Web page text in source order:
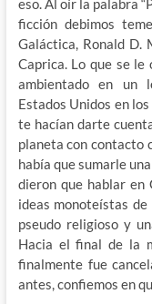
eso. Al oír la palabra
ficción debimos
Galáctica, Ronald D.
Caprica. Lo que se le
ambientado en un
Estados Unidos en
te hacían darte
planeta con contacto
había que sumarle
dieron que hablar en
ideas monoteístas
pseudo religioso y
Hacia el final de la
finalmente fue
antes, confiemos en